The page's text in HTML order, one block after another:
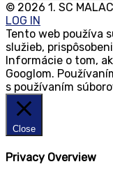
© 2026 1. SC
LOG IN
Tento web používa
služieb,
Informácie o tom,
Googlom.
s používaním
Close
Privacy Overview